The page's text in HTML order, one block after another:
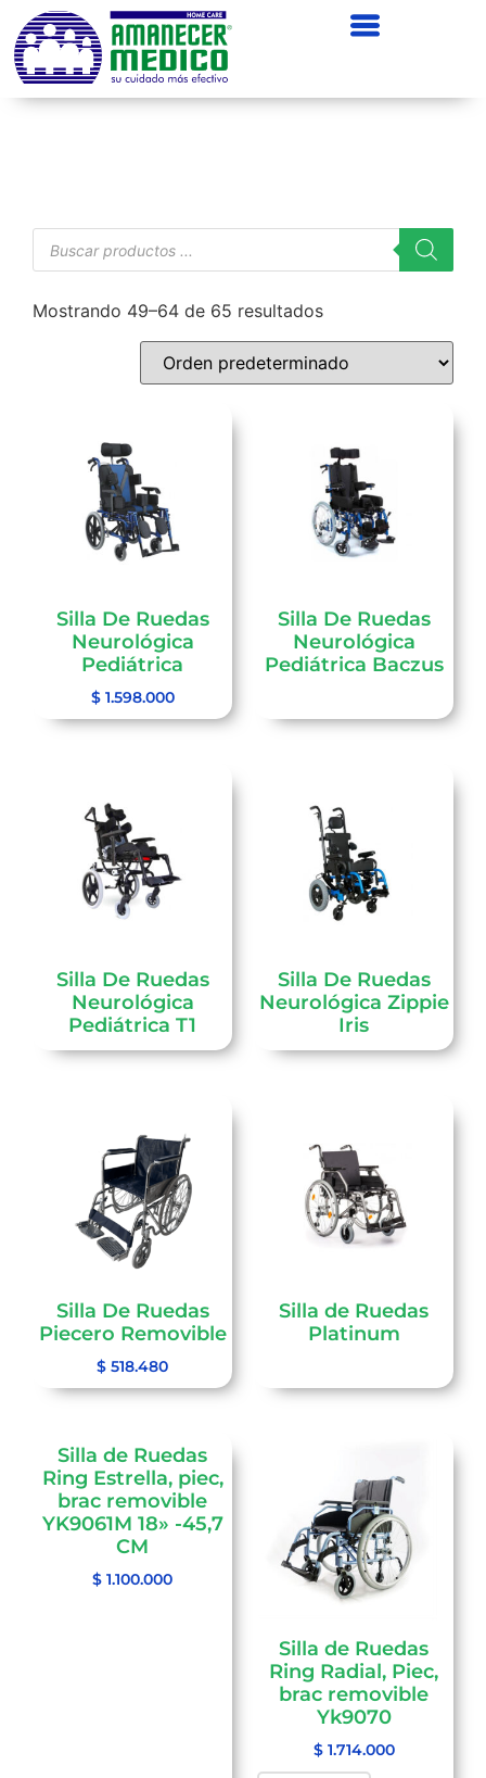
Mostrando 49–64 de 65 resultados
Silla De Ruedas
Neurológica
Pediátrica
$1.598.000
Silla De Ruedas
Neurológica
Pediátrica Baczus
Silla De Ruedas
Neurológica
Pediátrica T1
Silla De Ruedas
Neurológica Zippie
Iris
Silla De Ruedas
Piecero Removible
$ 518.480
Silla de Ruedas
Platinum
Silla de Ruedas
Ring Estrella, piec,
brac removible
YK9061M 18» -45,7
CM
$ 1.100.000
Silla de Ruedas
Ring Radial, Piec,
brac removible
Yk9070
$1.714.000